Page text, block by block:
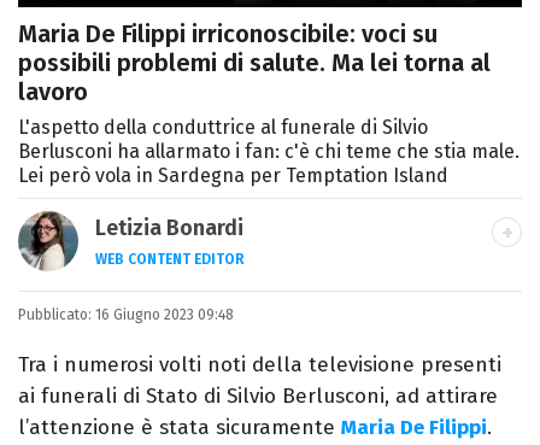
Maria De Filippi irriconoscibile: voci su
possibili problemi di salute. Ma lei torna al
lavoro
L'aspetto della conduttrice al funerale di Silvio
Berlusconi ha allarmato i fan: c'è chi teme che stia male.
Lei però vola in Sardegna per Temptation Island
Letizia Bonardi
WEB CONTENT EDITOR
Content Editor e aspirante giornalista,
appassionata di arte e libri con un amore
per la scrittura scoperto quasi per caso.
Pubblicato: 16 Giugno 2023 09:48
Tra i numerosi volti noti della televisione presenti
ai funerali di Stato di Silvio Berlusconi, ad attirare
l’attenzione è stata sicuramente Maria De Filippi.